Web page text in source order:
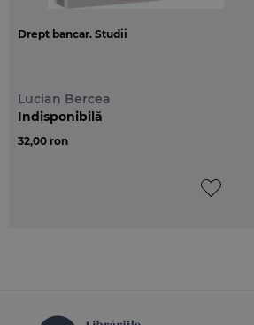
aprofundarea si largirea
bancar.
Pentru o analiza
consultarea celor doua editii
Drept bancar. Studii
Lucian Bercea
32,00 ron
Indisponibilă